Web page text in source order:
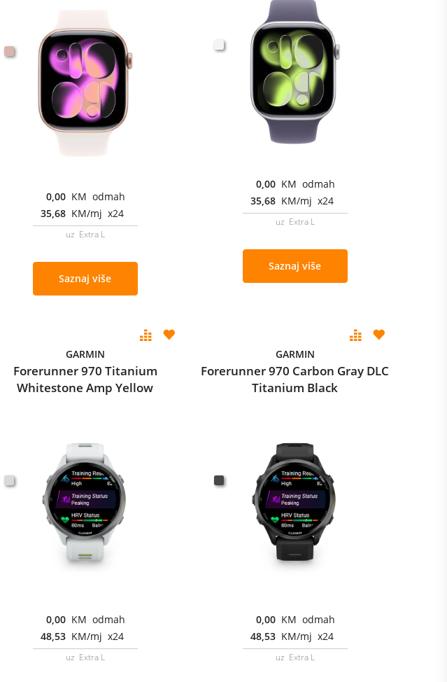
0,00 KM odmah
35,68 KM/mj x24
uz Extra L
Saznaj više
0,00 KM odmah
35,68 KM/mj x24
uz Extra L
Saznaj više
GARMIN
Forerunner 970 Titanium
Whitestone Amp Yellow
0,00 KM odmah
48,53 KM/mj x24
uz Extra L
GARMIN
Forerunner 970 Carbon Gray DLC
Titanium Black
0,00 KM odmah
48,53 KM/mj x24
uz Extra L